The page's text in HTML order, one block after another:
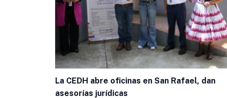
La CEDH abre oficinas en San Rafael, dan
asesorías jurídicas